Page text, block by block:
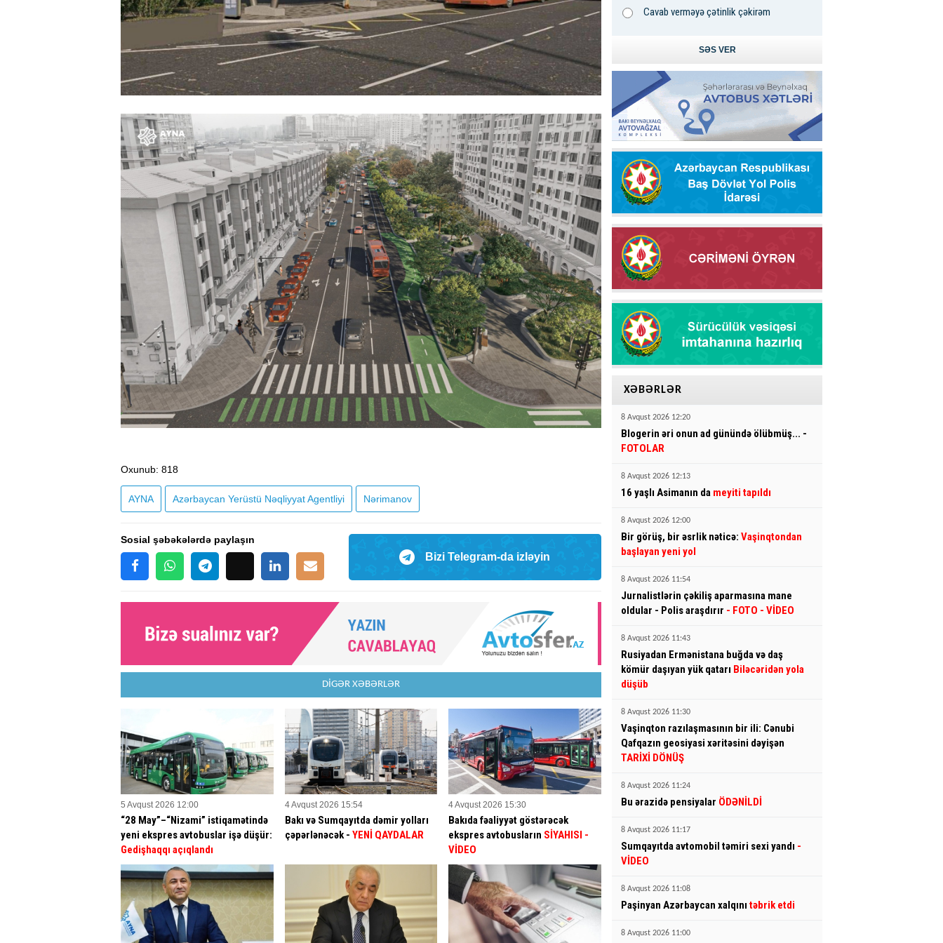
Oxunub: 818
AYNA Azərbaycan Yerüstü Nəqliyyat Agentliyi Nərimanov
Sosial şəbəkələrdə paylaşın
Bizi Telegram-da izləyin
DİGƏR XƏBƏRLƏR
5 Avqust 2026 12:00
“28 May”–“Nizami” istiqamətində
yeni ekspres avtobuslar işə düşür:
Gedişhaqqı açıqlandı
4 Avqust 2026 15:54
Bakı və Sumqayıtda dəmir yolları
çəpərlənəcək - YENİ QAYDALAR
4 Avqust 2026 15:30
Bakıda fəaliyyət göstərəcək
ekspres avtobusların SİYAHISI -
VİDEO
Cavab verməyə çətinlik çəkirəm
XƏBƏRLƏR
8 Avqust 2026 12:20
Blogerin əri onun ad günündə ölübmüş... -
FOTOLAR
8 Avqust 2026 12:13
16 yaşlı Asimanın da meyiti tapıldı
8 Avqust 2026 12:00
Bir görüş, bir əsrlik nəticə: Vaşinqtondan
başlayan yeni yol
8 Avqust 2026 11:54
Jurnalistlərin çəkiliş aparmasına mane
oldular - Polis araşdırır - FOTO - VİDEO
8 Avqust 2026 11:43
Rusiyadan Ermənistana buğda və daş
kömür daşıyan yük qatarı Biləcəridən yola
düşüb
8 Avqust 2026 11:30
Vaşinqton razılaşmasının bir ili: Cənubi
Qafqazın geosiyasi xəritəsini dəyişən
TARİXİ DÖNÜŞ
8 Avqust 2026 11:24
Bu ərazidə pensiyalar ÖDƏNİLDİ
8 Avqust 2026 11:17
Sumqayıtda avtomobil təmiri sexi yandı -
VİDEO
8 Avqust 2026 11:08
Paşinyan Azərbaycan xalqını təbrik etdi
8 Avqust 2026 11:00